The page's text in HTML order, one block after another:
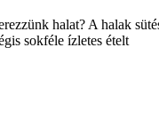
halat? A halak
sokféle ízletes ételt